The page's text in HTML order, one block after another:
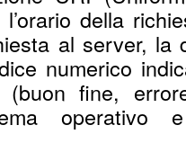
della
al server, la
numerico
fine,
operativo e